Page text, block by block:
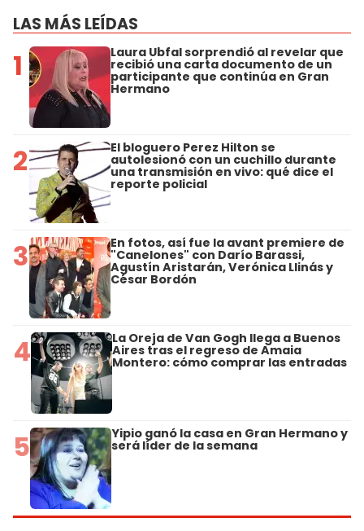
LAS MÁS LEÍDAS
1 Laura Ubfal sorprendió al revelar que
recibió una carta documento de un
participante que continúa en Gran
Hermano
2 El bloguero Perez Hilton se
autolesionó con un cuchillo durante
una transmisión en vivo: qué dice el
reporte policial
3 En fotos, así fue la avant premiere de
"Canelones" con Darío Barassi,
Agustín Aristarán, Verónica Llinás y
César Bordón
4 La Oreja de Van Gogh llega a Buenos
Aires tras el regreso de Amaia
Montero: cómo comprar las entradas
5 Yipio ganó la casa en Gran Hermano y
será líder de la semana